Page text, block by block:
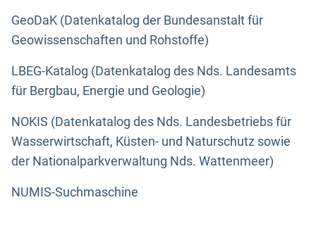
GeoDaK (Datenkatalog der Bundesanstalt für
Geowissenschaften und Rohstoffe)
LBEG-Katalog (Datenkatalog des Nds. Landesamts
für Bergbau, Energie und Geologie)
NOKIS (Datenkatalog des Nds. Landesbetriebs für
Wasserwirtschaft, Küsten- und Naturschutz sowie
der Nationalparkverwaltung Nds. Wattenmeer)
NUMIS-Suchmaschine